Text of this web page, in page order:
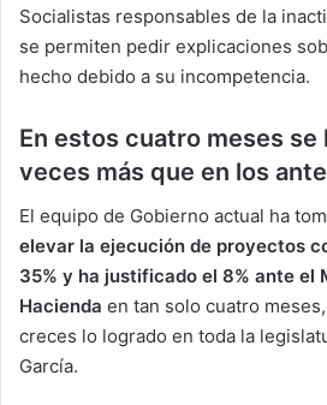
Socialistas responsables de la
se permiten pedir explicaciones
hecho debido a su incompetencia.
En estos cuatro meses se
veces más que en los
El equipo de Gobierno actual ha
elevar la ejecución de proyectos
35% y ha justificado el 8% ante el
Hacienda en tan solo cuatro
creces lo logrado en toda la
García.